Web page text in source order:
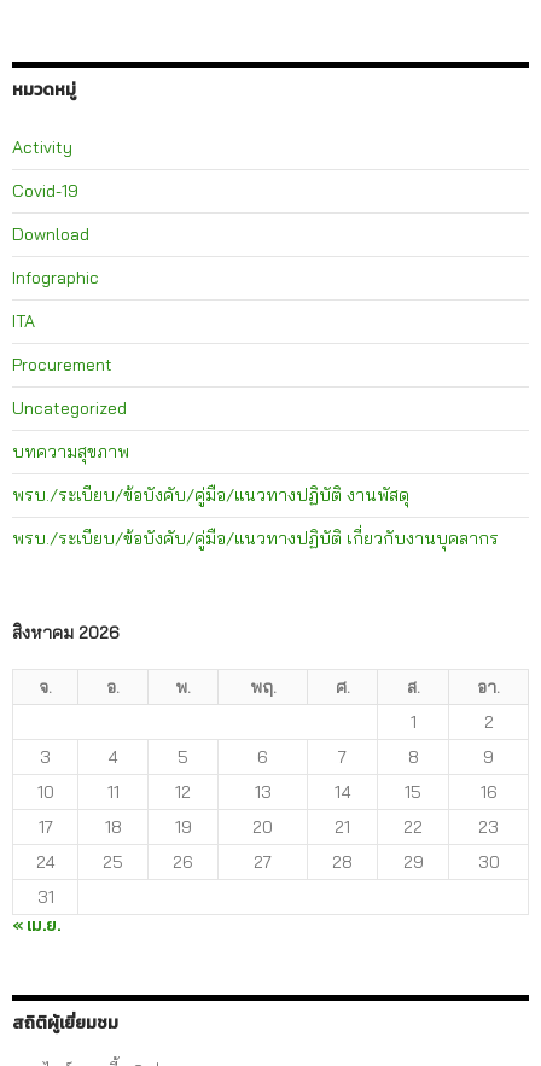
หมวดหมู่
Activity
Covid-19
Download
Infographic
ITA
Procurement
Uncategorized
บทความสุขภาพ
พรบ./ระเบียบ/ข้อบังคับ/คู่มือ/แนวทางปฏิบัติ งานพัสดุ
พรบ./ระเบียบ/ข้อบังคับ/คู่มือ/แนวทางปฏิบัติ เกี่ยวกับงานบุคลากร
สิงหาคม 2026
จ. อ. พ. พฤ. ศ. ส.
อา.
1
2
3
4 5 6 7 8
9
10
11 12 13 14 15
16
17
18 19 20 21 22
23
24
25 26 27 28 29
30
31
« เม.ย.
สถิติผู้เยี่ยมชม